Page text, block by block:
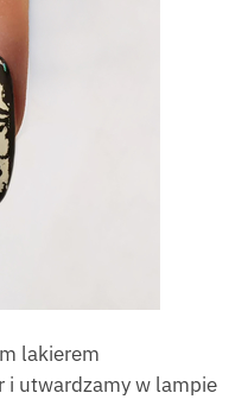
lakierem
i utwardzamy w lampie